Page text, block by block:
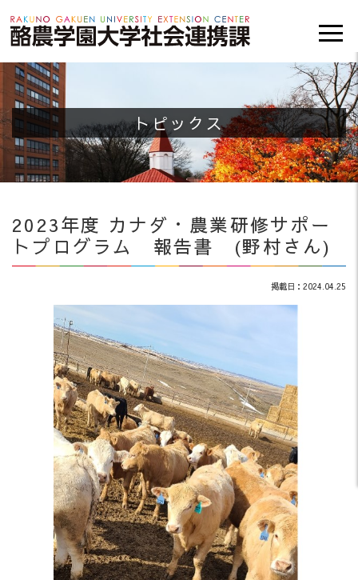
トピックス
2023年度 カナダ・農業研修サポー
トプログラム 報告書 (野村さん)
掲載日：2024.04.25